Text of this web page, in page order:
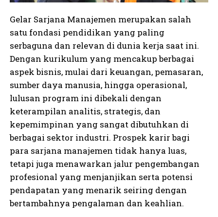
Gelar Sarjana Manajemen merupakan salah
satu fondasi pendidikan yang paling
serbaguna dan relevan di dunia kerja saat ini.
Dengan kurikulum yang mencakup berbagai
aspek bisnis, mulai dari keuangan, pemasaran,
sumber daya manusia, hingga operasional,
lulusan program ini dibekali dengan
keterampilan analitis, strategis, dan
kepemimpinan yang sangat dibutuhkan di
berbagai sektor industri. Prospek karir bagi
para sarjana manajemen tidak hanya luas,
tetapi juga menawarkan jalur pengembangan
profesional yang menjanjikan serta potensi
pendapatan yang menarik seiring dengan
bertambahnya pengalaman dan keahlian.